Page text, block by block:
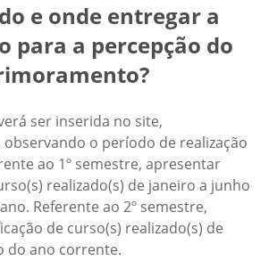
e onde entregar a
para a percepção do
ser inserida no site,
o período de realização
ao 1º semestre, apresentar
realizado(s) de janeiro a junho
Referente ao 2º semestre,
de curso(s) realizado(s) de
do ano corrente.